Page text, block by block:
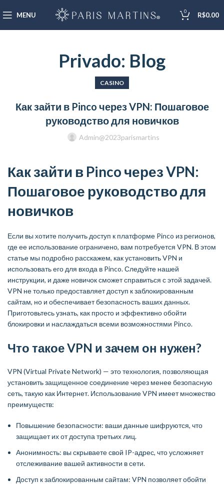
MENU 0 R$0.00
Privado: Blog
CASINO
Как зайти в Pinco через VPN: Пошаговое
руководство для новичков
Admin@2023parismartins
Как зайти в Pinco через VPN:
Пошаговое руководство для
новичков
Если вы хотите получить доступ к платформе Pinco из регионов,
где ее использование ограничено, вам потребуется VPN. В этом
статье мы подробно расскажем, как установить VPN и
использовать его для входа в Pinco. Следуйте нашей
инструкции, и даже новичок сможет справиться с этой задачей.
VPN не только предоставляет доступ к заблокированным
сайтам, но и обеспечивает безопасность ваших данных.
Приготовьтесь узнать, как просто и эффективно обойти
блокировки и наслаждаться всеми возможностями Pinco.
Что такое VPN и зачем он нужен?
VPN (Virtual Private Network) — это технология, позволяющая
установить защищенное соединение через менее безопасную
сеть, такую как Интернет. Использование VPN имеет множество
преимуществ:
Повышение безопасности: ваши данные шифруются, что
защищает их от доступа третьих лиц.
Анонимность: вы скрываете свой IP-адрес, что усложняет
отслеживание вашей активности в сети.
Доступ к заблокированным сайтам: VPN позволяет обойти